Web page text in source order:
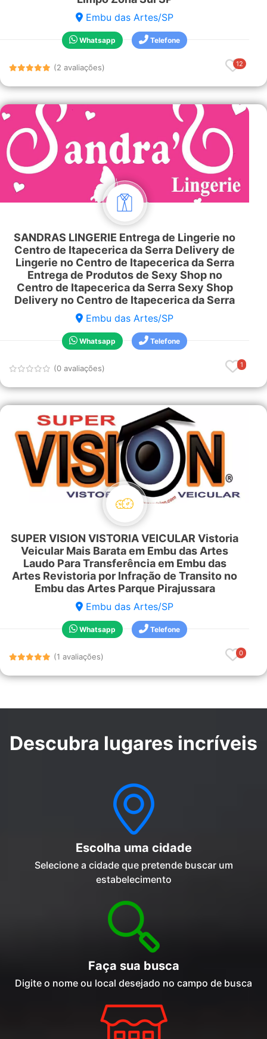
Embu das Artes/SP
Whatsapp Telefone
(2 avaliações) 12
SANDRAS LINGERIE Entrega de Lingerie no
Centro de Itapecerica da Serra Delivery de
Lingerie no Centro de Itapecerica da Serra
Entrega de Produtos de Sexy Shop no
Centro de Itapecerica da Serra Sexy Shop
Delivery no Centro de Itapecerica da Serra
Embu das Artes/SP
Whatsapp Telefone
(0 avaliações) 1
SUPER VISION VISTORIA VEICULAR Vistoria
Veicular Mais Barata em Embu das Artes
Laudo Para Transferência em Embu das
Artes Revistoria por Infração de Transito no
Embu das Artes Parque Pirajussara
Embu das Artes/SP
Whatsapp Telefone
(1 avaliações) 0
Descubra lugares incríveis
Escolha uma cidade
Selecione a cidade que pretende buscar um
estabelecimento
Faça sua busca
Digite o nome ou local desejado no campo de busca